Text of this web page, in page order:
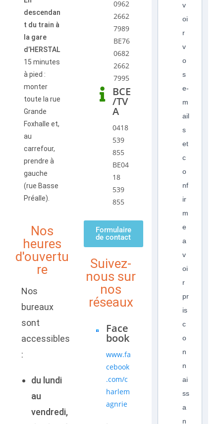
descendan
t du train à
la gare
d’HERSTAL
15 minutes
à pied :
monter
toute la rue
Grande
Foxhalle et,
au
carrefour,
prendre à
gauche
(rue Basse
Préalle).
Nos
heures
d'ouvertu
re
Nos
bureaux
sont
accessibles
:
du lundi
au
vendredi,
0962
2662
7989
BE76
0682
2662
7995
BCE
/TV
A
0418
539
855
BE04
18
539
855
Formulaire
de contact
Suivez-
nous sur
nos
réseaux
Face
book
www.fa
cebook
.com/c
harlem
agnrie
v
oi
r
v
o
s
e-
m
ail
s
et
c
o
nf
ir
m
e
a
v
oi
r
pr
is
c
o
n
n
ai
ss
a
n